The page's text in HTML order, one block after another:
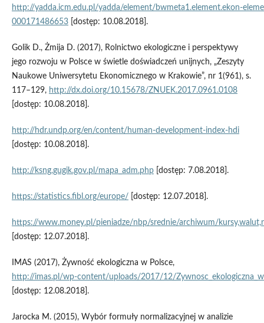
http://yadda.icm.edu.pl/yadda/element/
000171486653[dostęp: 10.08.2018].
Golik D., Żmija D. (2017), Rolnictwo ekologiczne i perspektywy
jego rozwoju w Polsce w świetle doświadczeń unijnych, „Zeszyty
Naukowe Uniwersytetu Ekonomicznego w Krakowie”, nr 1(961), s.
117–129, http://dx.doi.org/10.15678/ZNUEK.2017.0961.0108
[dostęp: 10.08.2018].
http://hdr.undp.org/en/content/human‑development‑index‑hdi
[dostęp: 10.08.2018].
http://ksng.gugik.gov.pl/mapa_adm.php[dostęp: 7.08.2018].
https://statistics.fibl.org/europe/[dostęp: 12.07.2018].
https://www.money.pl/pieniadze/nbp/srednie/archiwum/
[dostęp: 12.07.2018].
IMAS (2017), Żywność ekologiczna w Polsce,
http://imas.pl/wp‑content/uploads/2017/12/
[dostęp: 12.08.2018].
Jarocka M. (2015), Wybór formuły normalizacyjnej w analizie